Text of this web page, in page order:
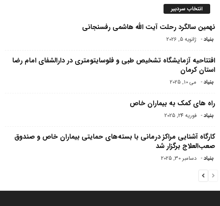
انتخاب سردبیر
نهمین سالگرد رحلت آیت الله هاشمی رفسنجانی
بنیاد- ژانویه 5, 2026
افتتاحیه آزمایشگاه تشخیص طبی و فلوسایتومتری در دارالشفای امام رضا
استان کرمان
بنیاد- می 10, 2025
راه های کمک به بیماران خاص
بنیاد- فوریه 24, 2025
کارگاه آشنایی مراکز درمانی با بسته‌های حمایتی بیماران خاص و صندوق
صعب‌العلاج برگزار شد
بنیاد- دسامبر 30, 2025